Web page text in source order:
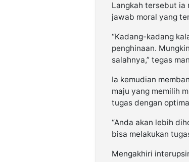
Langkah tersebut ia
jawab moral yang
“Kadang-kadang
penghinaan.
salahnya,” tegas
Ia kemudian
maju yang memilih
tugas dengan
“Anda akan lebih
bisa melakukan
Mengakhiri